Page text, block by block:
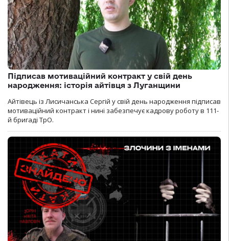
Підписав мотиваційний контракт у свій день
народження: історія айтівця з Луганщини
Айтівець із Лисичанська Сергій у свій день народження підписав
мотиваційний контракт і нині забезпечує кадрову роботу в 111-
й бригаді ТрО.